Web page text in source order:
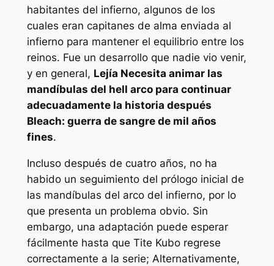
habitantes del infierno, algunos de los
cuales eran capitanes de alma enviada al
infierno para mantener el equilibrio entre los
reinos. Fue un desarrollo que nadie vio venir,
y en general, Lejía Necesita animar las
mandíbulas del hell arco para continuar
adecuadamente la historia después
Bleach: guerra de sangre de mil años
fines.
Incluso después de cuatro años, no ha
habido un seguimiento del prólogo inicial de
las mandíbulas del arco del infierno, por lo
que presenta un problema obvio. Sin
embargo, una adaptación puede esperar
fácilmente hasta que Tite Kubo regrese
correctamente a la serie; Alternativamente,